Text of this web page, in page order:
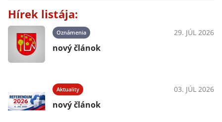
Hírek listája:
Oznámenia 29. JÚL 2026
nový článok
Aktuality 03. JÚL 2026
nový článok